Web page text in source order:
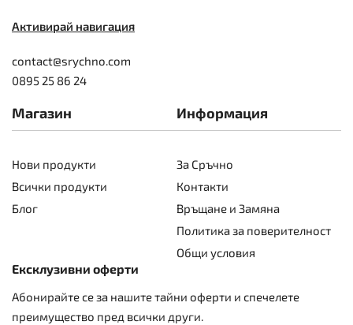
Активирай навигация
contact@srychno.com
0895 25 86 24
Магазин
Нови продукти
Всички продукти
Блог
Информация
За Сръчно
Контакти
Връщане и Замяна
Политика за поверителност
Общи условия
Ексклузивни оферти
Абонирайте се за нашите тайни оферти и спечелете
преимущество пред всички други.